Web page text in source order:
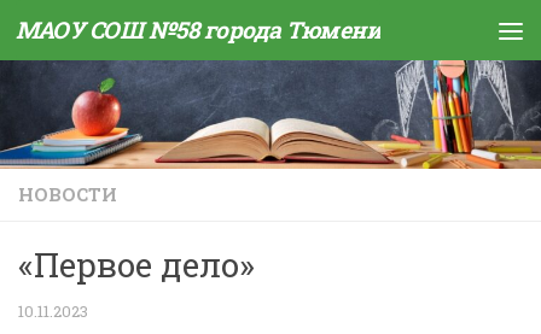
Skip to content
МАОУ СОШ №58 города Тюмени
НОВОСТИ
«Первое дело»
10.11.2023